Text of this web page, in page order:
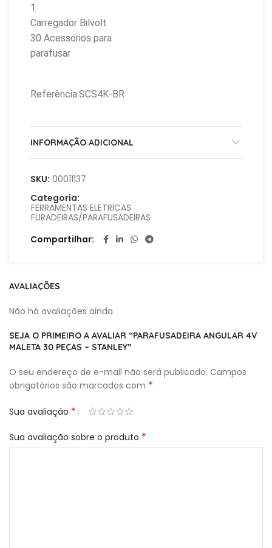
1
Carregador Bilvolt
30 Acessórios para
parafusar
Referência:SCS4K-BR
INFORMAÇÃO ADICIONAL
SKU: 00011137
Categoria:
FERRAMENTAS ELETRICAS
FURADEIRAS/PARAFUSADEIRAS
Compartilhar
AVALIAÇÕES
Não há avaliações ainda.
SEJA O PRIMEIRO A AVALIAR “PARAFUSADEIRA ANGULAR 4V
MALETA 30 PEÇAS – STANLEY”
O seu endereço de e-mail não será publicado. Campos
obrigatórios são marcados com *
Sua avaliação *
Sua avaliação sobre o produto *